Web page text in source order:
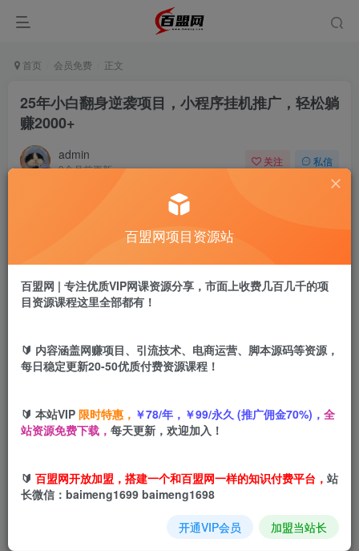
首页 会员免费 正文
25年小白翻身逆袭项目，小程序挂机推广，轻松躺
赚2000+
admin
9个月前更新
关注 私信
25年小白翻身逆袭项目，小程序挂机推广，轻松躺赚2000+
盟币 9.9
立即购买
年后很多学员都在问阿伦有没有什么挂机或者半挂机项目，
现在阿伦团队推出的微信小程序推广半挂机变现项目。团队
搭建小程序陪跑并教你如何去推广，按照导师指点，稳定之
百盟网项目资源站
百盟网 | 专注优质VIP网课资源分享，市面上收费几百几千的项
目资源课程这里全部都有！
🔰 内容涵盖网赚项目、引流技术、电商运营、脚本源码等资源，
每日稳定更新20-50优质付费资源课程！
🔰 本站VIP 限时特惠， ￥78/年，￥99/永久 (推广佣金70%)， 全
站资源免费下载， 每天更新，欢迎加入！
🔰 百盟网开放加盟，搭建一个和百盟网一样的知识付费平台， 站
长微信：baimeng1699 baimeng1698
开通VIP会员 加盟当站长